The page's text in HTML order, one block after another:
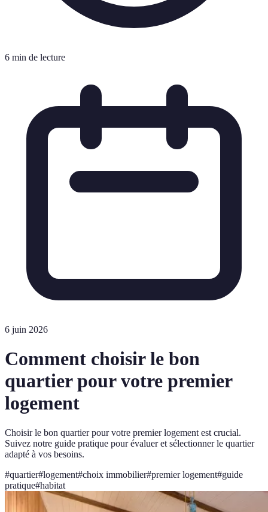
6 min de lecture
6 juin 2026
Comment choisir le bon
quartier pour votre premier
logement
Choisir le bon quartier pour votre premier logement est crucial.
Suivez notre guide pratique pour évaluer et sélectionner le quartier
adapté à vos besoins.
#quartier#logement#choix immobilier#premier logement#guide
pratique#habitat